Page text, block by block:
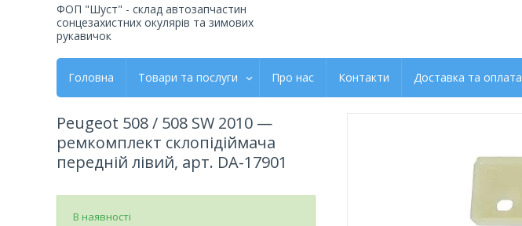
ФОП "Шуст" - склад автозапчастин
сонцезахистних окулярів та зимових
рукавичок
Головна Товари та послуги Про нас Контакти Доставка та оплата
Peugeot 508 / 508 SW 2010 —
ремкомплект склопідіймача
передній лівий, арт. DA-17901
В наявності